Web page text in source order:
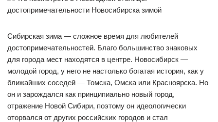
Сибирская зима — сложное время для любителей
достопримечательностей. Благо большинство знаковых
для города мест находятся в центре. Новосибирск —
молодой город, у него не настолько богатая история, как у
ближайших соседей — Томска, Омска или Красноярска. Но
он и зарождался как принципиально новый город,
отражение Новой Сибири, поэтому он идеологически
оторвался от других российских городов и стал